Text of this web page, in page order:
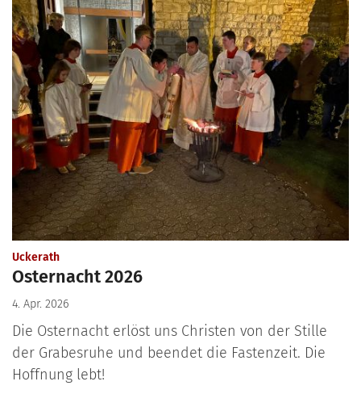
Uckerath:
Osternacht 2026
4. Apr. 2026
Die Osternacht erlöst uns Christen von der Stille
der Grabesruhe und beendet die Fastenzeit. Die
Hoffnung lebt!